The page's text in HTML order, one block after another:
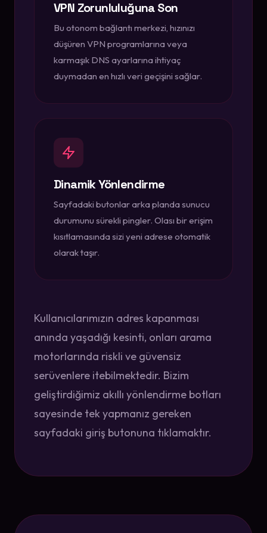
VPN Zorunluluğuna Son
Bu otonom bağlantı merkezi, hızınızı
düşüren VPN programlarına veya
karmaşık DNS ayarlarına ihtiyaç
duymadan en hızlı veri geçişini sağlar.
Dinamik Yönlendirme
Sayfadaki butonlar arka planda sunucu
durumunu sürekli pingler. Olası bir erişim
kısıtlamasında sizi yeni adrese otomatik
olarak taşır.
Kullanıcılarımızın adres kapanması
anında yaşadığı kesinti, onları arama
motorlarında riskli ve güvensiz
serüvenlere itebilmektedir. Bizim
geliştirdiğimiz akıllı yönlendirme botları
sayesinde tek yapmanız gereken
sayfadaki giriş butonuna tıklamaktır.